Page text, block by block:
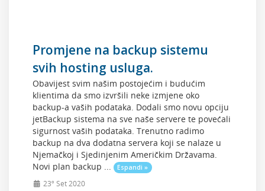
Promjene na backup sistemu
svih hosting usluga.
Obavijest svim našim postojećim i budućim
klientima da smo izvršili neke izmjene oko
backup-a vaših podataka. Dodali smo novu opciju
jetBackup sistema na sve naše servere te povećali
sigurnost vaših podataka. Trenutno radimo
backup na dva dodatna servera koji se nalaze u
Njemačkoj i Sjedinjenim Američkim Državama.
Novi plan backup ...
Espandi »
23º Set 2020